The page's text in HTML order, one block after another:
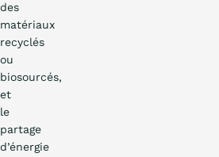
des
matériaux
recyclés
ou
biosourcés,
et
le
partage
d’énergie